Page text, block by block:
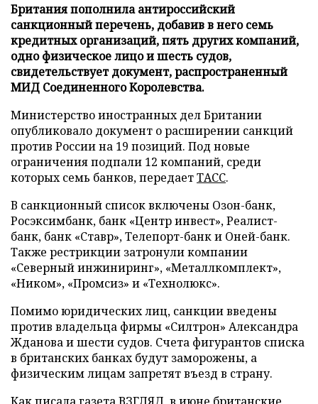
Британия пополнила антироссийский
санкционный перечень, добавив в него семь
кредитных организаций, пять других компаний,
одно физическое лицо и шесть судов,
свидетельствует документ, распространенный
МИД Соединенного Королевства.
Министерство иностранных дел Британии
опубликовало документ о расширении санкций
против России на 19 позиций. Под новые
ограничения подпали 12 компаний, среди
которых семь банков, передаетТАСС.
В санкционный список включены Озон-банк,
Росэксимбанк, банк «Центр инвест», Реалист-
банк, банк «Ставр», Телепорт-банк и Оней-банк.
Также рестрикции затронули компании
«Северный инжиниринг», «Металлкомплект»,
«Ником», «Промсиз» и «Технолюкс».
Помимо юридических лиц, санкции введены
против владельца фирмы «Силтрон» Александра
Жданова и шести судов. Счета фигурантов списка
в британских банках будут заморожены, а
физическим лицам запретят въезд в страну.